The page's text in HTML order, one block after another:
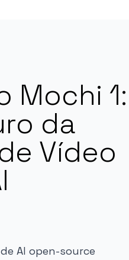
Mochi 1:
da
Vídeo
AI open-source